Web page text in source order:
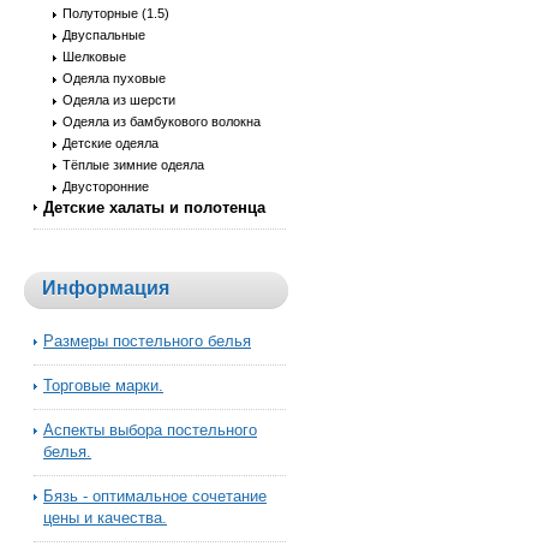
Полуторные (1.5)
Двуспальные
Шелковые
Одеяла пуховые
Одеяла из шерсти
Одеяла из бамбукового волокна
Детские одеяла
Тёплые зимние одеяла
Двусторонние
Детские халаты и полотенца
Информация
Размеры постельного белья
Торговые марки.
Аспекты выбора постельного
белья.
Бязь - оптимальное сочетание
цены и качества.